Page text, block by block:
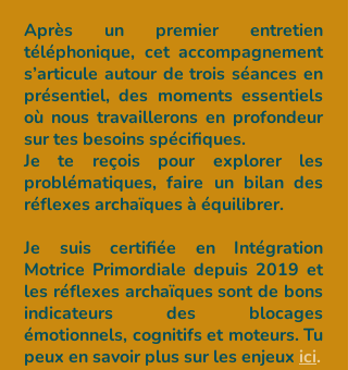
Après un premier entretien
téléphonique, cet accompagnement
s’articule autour de trois séances en
présentiel, des moments essentiels
où nous travaillerons en profondeur
sur tes besoins spécifiques.
Je te reçois pour explorer les
problématiques, faire un bilan des
réflexes archaïques à équilibrer.
Je suis certifiée en Intégration
Motrice Primordiale depuis 2019 et
les réflexes archaïques sont de bons
indicateurs des blocages
émotionnels, cognitifs et moteurs. Tu
peux en savoir plus sur les enjeux ici.